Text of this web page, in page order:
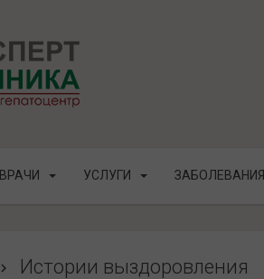
ВРАЧИ УСЛУГИ ЗАБОЛЕВАНИЯ
Истории выздоровления